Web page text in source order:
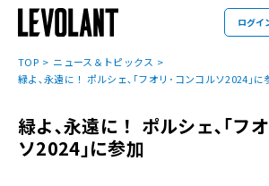
ログイ
TOP
ニュース＆トピックス
緑よ､永遠に！ ポルシェ､｢フオリ･コンコルソ2024｣に
緑よ､永遠に！ ポルシェ､｢フ
ソ2024｣に参加